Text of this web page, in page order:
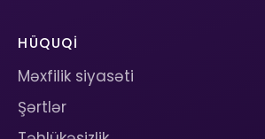
HÜQUQI
Məxfilik siyasəti
Şərtlər